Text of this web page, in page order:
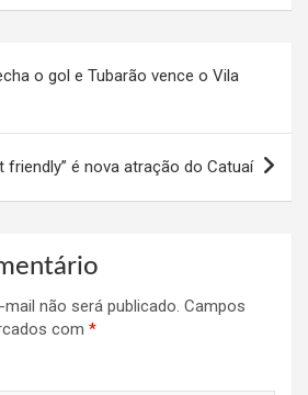
o gol e Tubarão vence o Vila
friendly” é nova atração do Catuaí
não será publicado. Campos
com *